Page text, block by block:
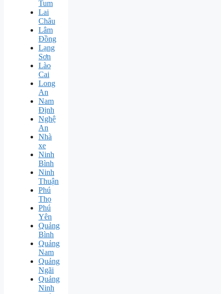
Tum
Lai
Châu
Lâm
Đồng
Lạng
Sơn
Lào
Cai
Long
An
Nam
Định
Nghệ
An
Nhà
xe
Ninh
Bình
Ninh
Thuận
Phú
Thọ
Phú
Yên
Quảng
Bình
Quảng
Nam
Quảng
Ngãi
Quảng
Ninh